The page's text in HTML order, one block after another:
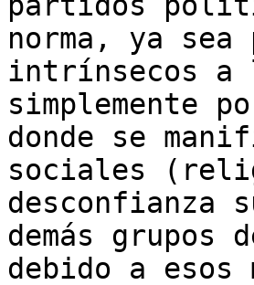
norma, ya
intrínsecos a
simplemente
donde se
sociales
desconfianza
demás
debido a esos